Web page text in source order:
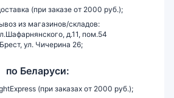
(при заказе от 2000 руб.);
из магазинов/складов:
д.11, пом.54
Брест, ул. Чичерина 26;
по Беларуси:
(при заказах от 2000 руб.);